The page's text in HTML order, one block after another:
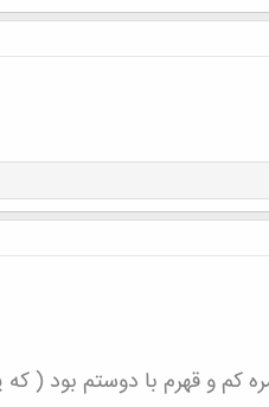
کم و قهرم با دوستم بود